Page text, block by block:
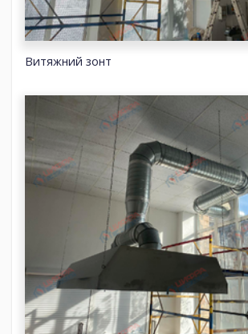
Витяжний зонт